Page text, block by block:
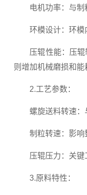
电机功率：与制粒
环模设计：环模内
压辊性能：压辊转
则增加机械磨损和能
2.工艺参数：
螺旋送料转速：与
制粒转速：影响整
压辊压力：关键工
3.原料特性：